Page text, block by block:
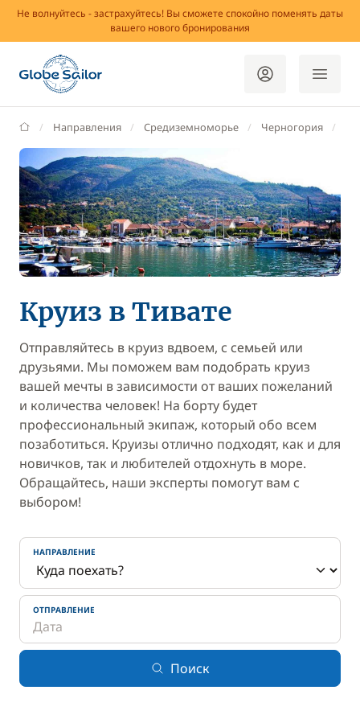
Не волнуйтесь - застрахуйтесь! Вы сможете спокойно поменять даты
вашего нового бронирования
GlobeSailor
Направления Средиземноморье Черногория
Круиз в Тивате
Отправляйтесь в круиз вдвоем, с семьей или
друзьями. Мы поможем вам подобрать круиз
вашей мечты в зависимости от ваших пожеланий
и количества человек! На борту будет
профессиональный экипаж, который обо всем
позаботиться. Круизы отлично подходят, как и для
новичков, так и любителей отдохнуть в море.
Обращайтесь, наши эксперты помогут вам с
выбором!
НАПРАВЛЕНИЕ
ОТПРАВЛЕНИЕ
Поиск